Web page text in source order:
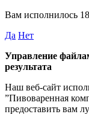
Вам исполнилось
Да Нет
Управление
результата
Наш веб-сайт
”Пивоваренная
предоставить вам